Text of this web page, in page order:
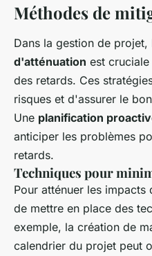
Méthodes de
Dans la gestion de
d'atténuation est
des retards. Ces
risques et d'assurer le
Une planification
anticiper les problèmes
retards.
Techniques pour
Pour atténuer les
de mettre en place des
exemple, la création de
calendrier du projet peut